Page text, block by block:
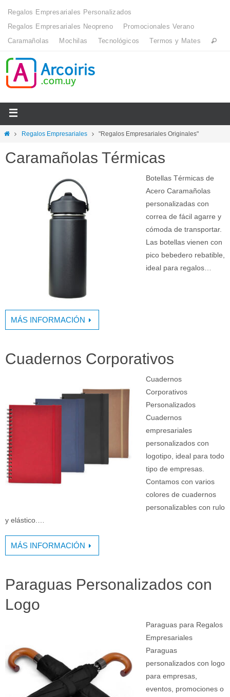
Regalos Empresariales Personalizados
Regalos Empresariales Neopreno
Promocionales Verano
Caramañolas
Mochilas Tecnológicos Termos y Mates
Regalos Empresariales "Regalos Empresariales Originales"
Caramañolas Térmicas
Botellas Térmicas de
Acero Caramañolas
personalizadas con
correa de fácil agarre y
cómoda de transportar.
Las botellas vienen con
pico bebedero rebatible,
ideal para regalos…
MÁS INFORMACIÓN
Cuadernos Corporativos
Cuadernos
Corporativos
Personalizados
Cuadernos
empresariales
personalizados con
logotipo, ideal para todo
tipo de empresas.
Contamos con varios
colores de cuadernos
personalizables con rulo
y elástico.…
MÁS INFORMACIÓN
Paraguas Personalizados con
Logo
Paraguas para Regalos
Empresariales
Paraguas
personalizados con logo
para empresas,
eventos, promociones o